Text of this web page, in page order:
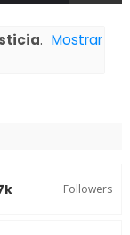
. Mostrar
Followers